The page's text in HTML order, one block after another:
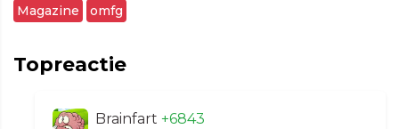
Magazine omfg
Topreactie
Brainfart +6843